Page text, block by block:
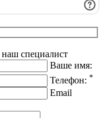
специалист
Ваше имя:
Телефон: *
Email